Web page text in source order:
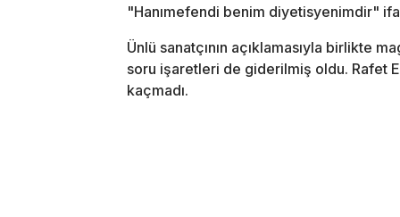
"Hanımefendi benim diyetisyenimdir"
Ünlü sanatçının açıklamasıyla birlikte
soru işaretleri de giderilmiş oldu. Rafet
kaçmadı.